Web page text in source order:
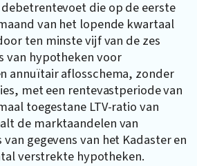
die op de eerste
van het lopende kwartaal
ten minste vijf van de zes
van hypotheken voor
annuïtair aflosschema, zonder
met een rentevastperiode van
toegestane LTV-ratio van
de marktaandelen van
gegevens van het Kadaster en
verstrekte hypotheken.